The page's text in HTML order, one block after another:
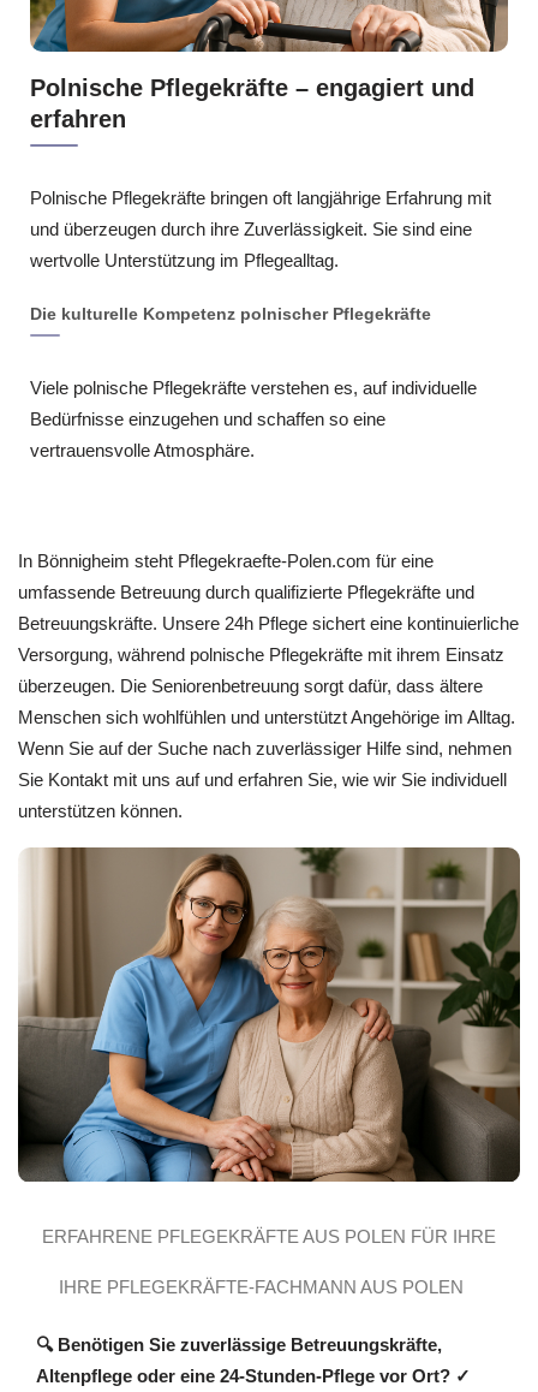
Polnische Pflegekräfte – engagiert und
erfahren
Polnische Pflegekräfte bringen oft langjährige Erfahrung mit
und überzeugen durch ihre Zuverlässigkeit. Sie sind eine
wertvolle Unterstützung im Pflegealltag.
Die kulturelle Kompetenz polnischer Pflegekräfte
Viele polnische Pflegekräfte verstehen es, auf individuelle
Bedürfnisse einzugehen und schaffen so eine
vertrauensvolle Atmosphäre.
In Bönnigheim steht Pflegekraefte-Polen.com für eine
umfassende Betreuung durch qualifizierte Pflegekräfte und
Betreuungskräfte. Unsere 24h Pflege sichert eine kontinuierliche
Versorgung, während polnische Pflegekräfte mit ihrem Einsatz
überzeugen. Die Seniorenbetreuung sorgt dafür, dass ältere
Menschen sich wohlfühlen und unterstützt Angehörige im Alltag.
Wenn Sie auf der Suche nach zuverlässiger Hilfe sind, nehmen
Sie Kontakt mit uns auf und erfahren Sie, wie wir Sie individuell
unterstützen können.
ERFAHRENE PFLEGEKRÄFTE AUS POLEN FÜR IHRE
BETREUUNG
IHRE PFLEGEKRÄFTE-FACHMANN AUS POLEN
🔍 Benötigen Sie zuverlässige Betreuungskräfte,
Altenpflege oder eine 24-Stunden-Pflege vor Ort? ✓